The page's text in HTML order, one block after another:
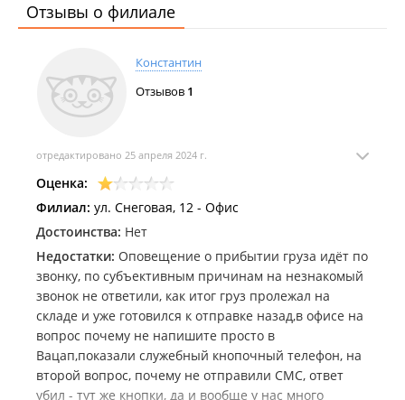
Отзывы о филиале
Константин
Отзывов 1
отредактировано 25 апреля 2024 г.
Оценка:
Филиал: ул. Снеговая, 12 - Офис
Достоинства: Нет
Недостатки: Оповещение о прибытии груза идёт по
звонку, по субъективным причинам на незнакомый
звонок не ответили, как итог груз пролежал на
складе и уже готовился к отправке назад,в офисе на
вопрос почему не напишите просто в
Вацап,показали служебный кнопочный телефон, на
второй вопрос, почему не отправили СМС, ответ
убил - тут же кнопки, да и вообще у нас много